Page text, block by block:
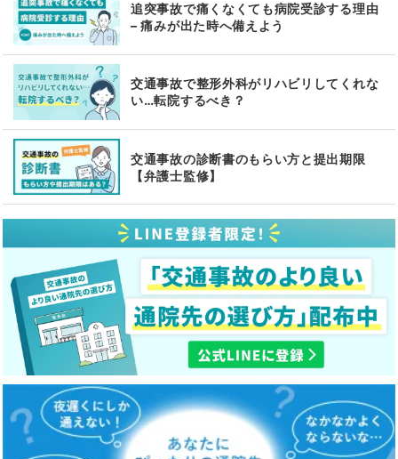
追突事故で痛くなくても病院受診する理由
– 痛みが出た時へ備えよう
交通事故で整形外科がリハビリしてくれな
い…転院するべき？
交通事故の診断書のもらい方と提出期限
【弁護士監修】